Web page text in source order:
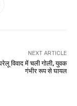
NEXT ARTICLE
विवाद में चली गोली, युवक
गंभीर रूप से घायल